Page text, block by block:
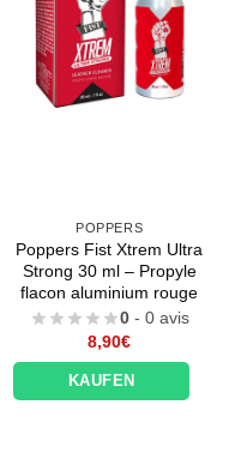
POPPERS
Poppers Fist Xtrem Ultra
Strong 30 ml – Propyle
flacon aluminium rouge
0- 0 avis
8,90€
KAUFEN